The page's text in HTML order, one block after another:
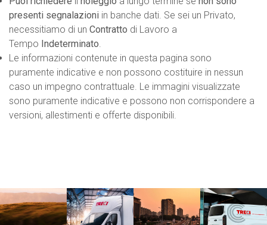
presenti segnalazioni in banche dati. Se sei un Privato,
necessitiamo di un Contratto di Lavoro a
Tempo Indeterminato.
Le informazioni contenute in questa pagina sono
puramente indicative e non possono costituire in nessun
caso un impegno contrattuale. Le immagini visualizzate
sono puramente indicative e possono non corrispondere a
versioni, allestimenti e offerte disponibili.